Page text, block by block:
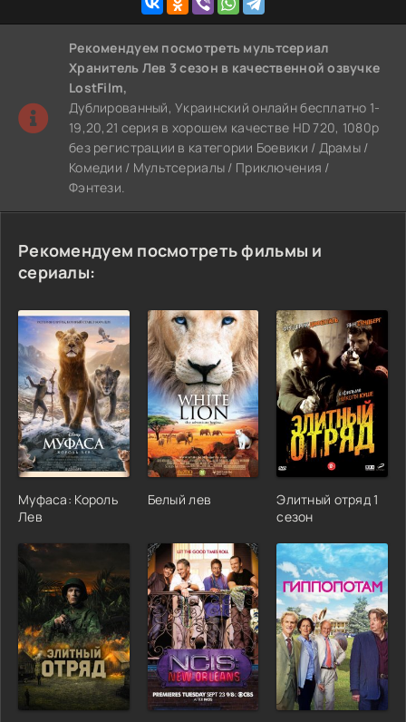
Рекомендуем посмотреть мультсериал
Хранитель Лев 3 сезон в качественной озвучке
LostFilm,
Дублированный, Украинский онлайн бесплатно 1-
19,20,21 серия в хорошем качестве HD 720, 1080p
без регистрации в категории Боевики / Драмы /
Комедии / Мультсериалы / Приключения /
Фэнтези.
Рекомендуем посмотреть фильмы и
сериалы:
Муфаса: Король
Лев
Белый лев
Элитный отряд 1
сезон